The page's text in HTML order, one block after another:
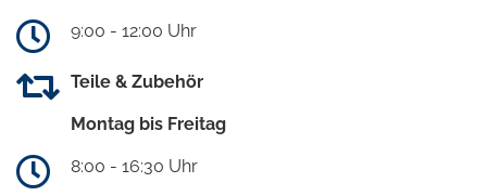
9:00 - 12:00 Uhr
Teile & Zubehör
Montag bis Freitag
8:00 - 16:30 Uhr